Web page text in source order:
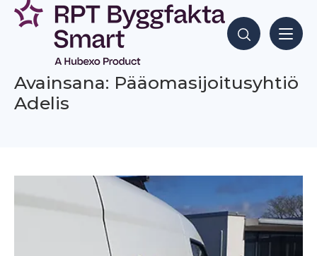
Siirry
sisältöön
Hae sisältöjä
Avainsana: Pääomasijoitusyhtiö
Adelis